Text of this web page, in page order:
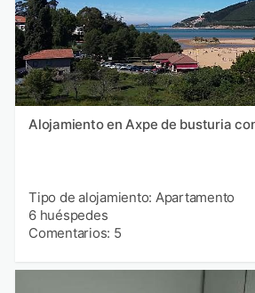
Alojamiento en Axpe de busturia
Tipo de alojamiento: Apartamento
6 huéspedes
Comentarios: 5